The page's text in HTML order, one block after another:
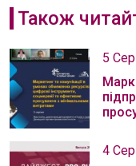
Також
5
4